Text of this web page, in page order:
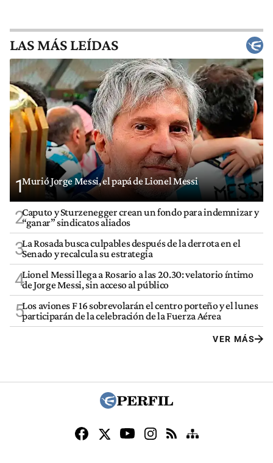
LAS MÁS LEÍDAS
1Murió Jorge Messi, el papá de Lionel Messi
2Caputo y Sturzenegger crean un fondo para indemnizar y
“ganar” sindicatos aliados
3La Rosada busca culpables después de la derrota en el
Senado y recalcula su estrategia
4Lionel Messi llega a Rosario a las 20.30: velatorio íntimo
de Jorge Messi, sin acceso al público
5Los aviones F 16 sobrevolarán el centro porteño y el lunes
participarán de la celebración de la Fuerza Aérea
VER MÁS